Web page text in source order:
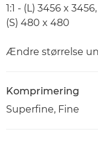
1:1 - (L) 3456 x
(S) 480 x 480
Ændre størrelse
Komprimering
Superfine, Fine